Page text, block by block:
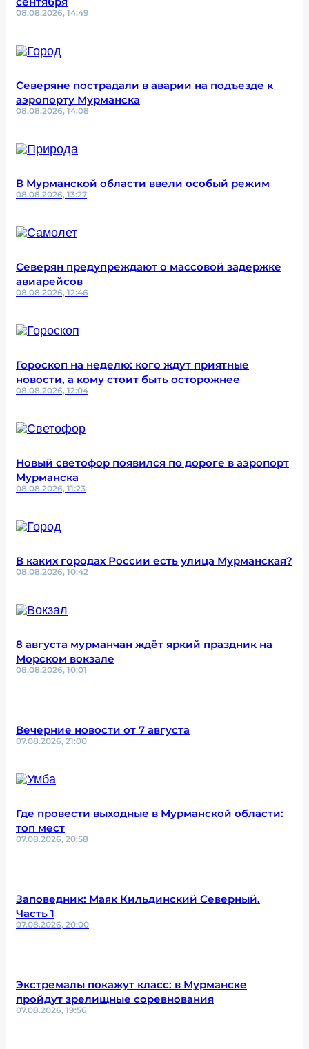
08.08.2026, 14:49
Северяне пострадали в аварии на подъезде к
аэропорту Мурманска
08.08.2026, 14:08
В Мурманской области ввели особый режим
08.08.2026, 13:27
Северян предупреждают о массовой задержке
авиарейсов
08.08.2026, 12:46
Гороскоп на неделю: кого ждут приятные
новости, а кому стоит быть осторожнее
08.08.2026, 12:04
Новый светофор появился по дороге в аэропорт
Мурманска
08.08.2026, 11:23
В каких городах России есть улица Мурманская?
08.08.2026, 10:42
8 августа мурманчан ждёт яркий праздник на
Морском вокзале
08.08.2026, 10:01
Вечерние новости от 7 августа
07.08.2026, 21:00
Где провести выходные в Мурманской области:
топ мест
07.08.2026, 20:58
Заповедник: Маяк Кильдинский Северный.
Часть 1
07.08.2026, 20:00
Экстремалы покажут класс: в Мурманске
пройдут зрелищные соревнования
07.08.2026, 19:56